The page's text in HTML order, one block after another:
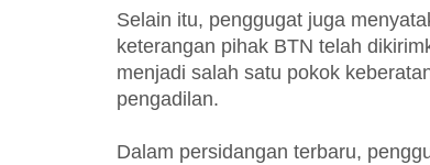
Selain itu, penggugat juga
keterangan pihak BTN telah
menjadi salah satu pokok
pengadilan.
Dalam persidangan terbaru,